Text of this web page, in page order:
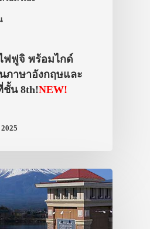
ฟฟูจิ พร้อมไกด์
ภาษาอังกฤษและ
น 8th!NEW!
ทัวร์
ที่พัก
ภาพประทับใจ